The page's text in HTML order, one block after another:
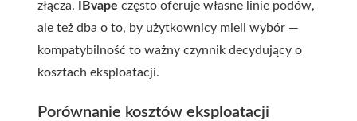
złącza.
IBvape często oferuje własne linie podów,
ale też dba o to, by użytkownicy mieli wybór —
kompatybilność to ważny czynnik decydujący o
kosztach eksploatacji.
Porównanie kosztów eksploatacji